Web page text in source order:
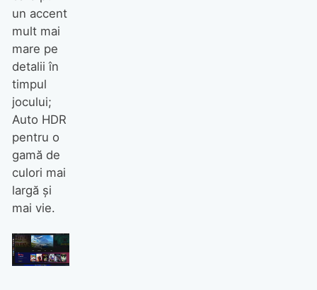
un accent
mult mai
mare pe
detalii în
timpul
jocului;
Auto HDR
pentru o
gamă de
culori mai
largă și
mai vie.